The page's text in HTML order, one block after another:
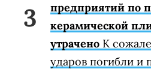
предприятий по
керамической
утрачено К
ударов погибли и